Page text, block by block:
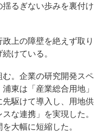
るぎない歩みを裏付け
上の障壁を絶えず取り
けている。
。企業の研究開発スペ
東は「産業総合用地」
駆けて導入し、用地供
な連携」を実現した。
大幅に短縮した。